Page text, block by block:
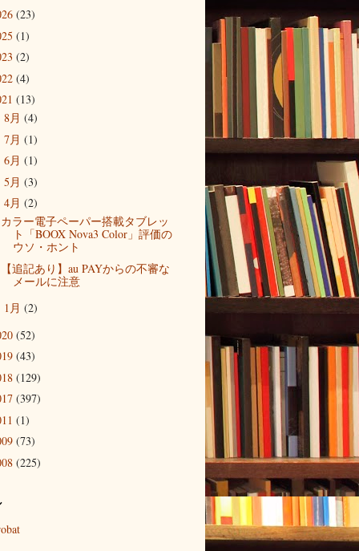
(23)
(1)
(2)
(4)
(13)
8月 (4)
7月 (1)
6月 (1)
5月 (3)
4月 (2)
カラー電子ペーパー搭載タブレッ
ト「BOOX Nova3 Color」評価の
ウソ・ホント
【追記あり】au PAYからの不審な
メールに注意
1月 (2)
(52)
(43)
(129)
(397)
(1)
(73)
(225)